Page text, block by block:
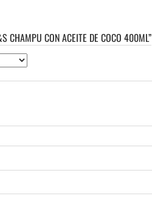
CHAMPU CON ACEITE DE COCO 400ML”